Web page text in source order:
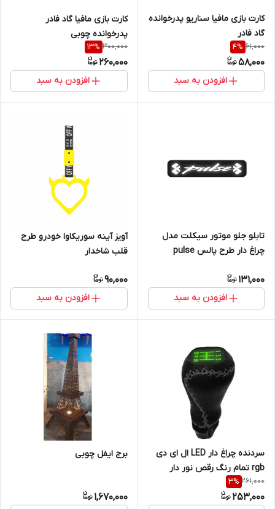
کارت بازی مافیا سناریو پدرخوانده
گاد فادر
61,000
4%
58,000
افزودن به سبد
کارت بازی مافیا گاد فادر
پدرخوانده چوبی
300,000
13%
260,000
افزودن به سبد
تابلو جلو موتور سیکلت مدل
چراغ دار طرح پالس pulse
131,000
افزودن به سبد
آویز آینه سوریکاوا خودرو طرح
قلب شاخدار
90,000
افزودن به سبد
سردنده چراغ دار LED ال ای دی
rgb تمام رنگ رقص نور دار
نود
261,000
3%
253,000
برج ایفل چوبی
1,670,000